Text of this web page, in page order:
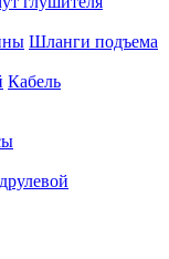
Шланги подъема
Кабель